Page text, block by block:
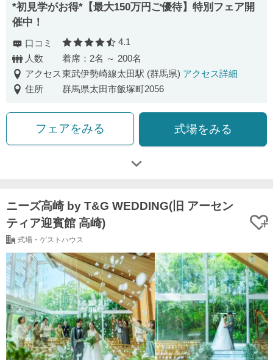
*初見学がお得*【最大150万円ご優待】特別フェア開
催中！
口コミ 口コミ評価
4.1
人数
着席：2名 ～ 200名
アクセス東武伊勢崎線太田駅 (群馬県) アクセス詳細
住所
群馬県太田市飯塚町2056
フェアをみる 式場をみる
ニーズ高崎 by T&G WEDDING(旧 アーセン
ティア迎賓館 高崎)
式場・ゲストハウス